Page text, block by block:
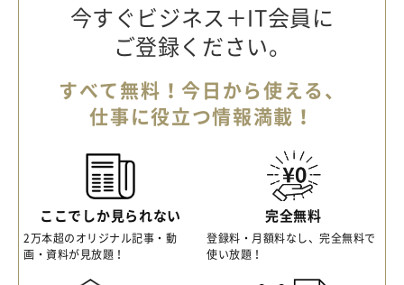
今すぐビジネス＋IT会員に
ご登録ください。
すべて無料！今日から使える、
仕事に役立つ情報満載！
ここでしか見られない
2万本超のオリジナル記事・動
画・資料が見放題！
完全無料
登録料・月額料なし、完全無料で
使い放題！